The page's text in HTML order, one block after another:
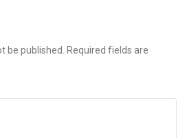
be published. Required fields are